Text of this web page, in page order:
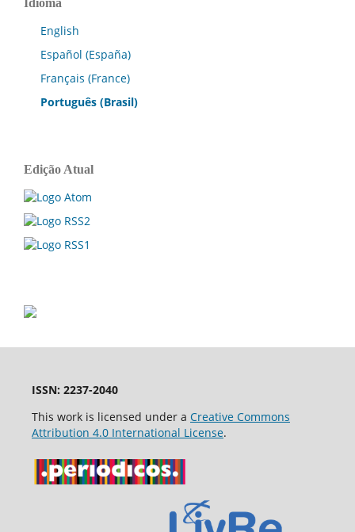
Idioma
English
Español (España)
Français (France)
Português (Brasil)
Edição Atual
ISSN: 2237-2040
This work is licensed under a Creative Commons
Attribution 4.0 International License.